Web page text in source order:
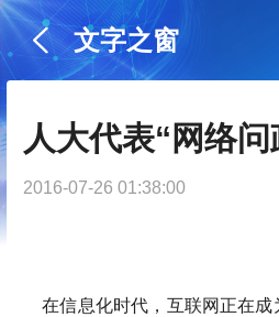
文字之窗
人大代表“网络
2016-07-26 01:38:00
在信息化时代，互联网正在成